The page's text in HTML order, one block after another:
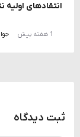
انتقادهای اولیه
1 هفته پیش
ثبت دیدگاه